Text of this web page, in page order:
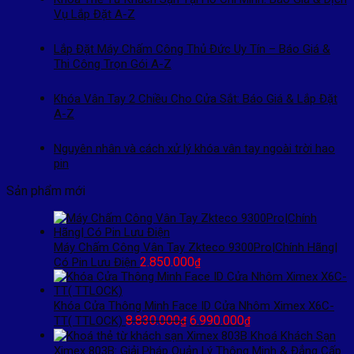
Vụ Lắp Đặt A-Z
Lắp Đặt Máy Chấm Công Thủ Đức Uy Tín – Báo Giá &
Thi Công Trọn Gói A-Z
Khóa Vân Tay 2 Chiều Cho Cửa Sắt: Báo Giá & Lắp Đặt
A-Z
Nguyên nhân và cách xử lý khóa vân tay ngoài trời hao
pin
Sản phẩm mới
Máy Chấm Công Vân Tay Zkteco 9300Pro|Chính Hãng|
Có Pin Lưu Điện 2.850.000₫
Khóa Cửa Thông Minh Face ID Cửa Nhôm Ximex X6C-
TT( TTLOCK) 8.830.000₫ Giá
gốc
là:
6.990.000₫Giá
hiện
tại
Khoá Khách Sạn
Ximex 803B: Giải Pháp Quản Lý Thông Minh & Đẳng Cấp